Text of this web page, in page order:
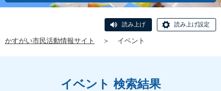
読み上げ 読み上げ設定
かすがい市民活動情報サイト ＞ イベント
イベント 検索結果